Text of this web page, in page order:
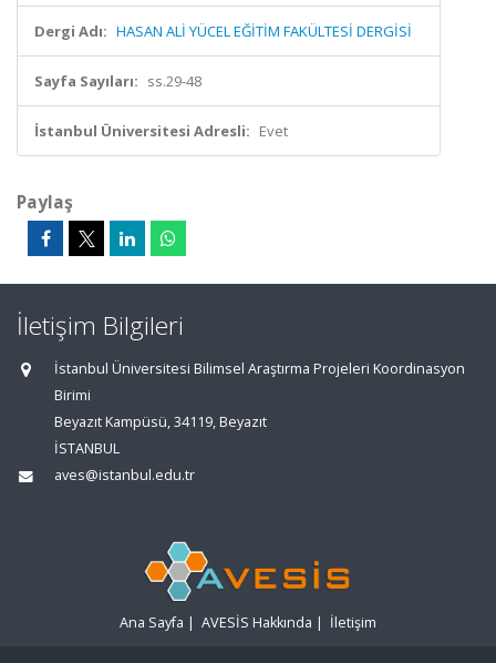
Dergi Adı: HASAN ALİ YÜCEL EĞİTİM FAKÜLTESİ DERGİSİ
Sayfa Sayıları: ss.29-48
İstanbul Üniversitesi Adresli: Evet
Paylaş
İletişim Bilgileri
İstanbul Üniversitesi Bilimsel Araştırma Projeleri Koordinasyon
Birimi
Beyazıt Kampüsü, 34119, Beyazıt
İSTANBUL
aves@istanbul.edu.tr
Ana Sayfa | AVESİS Hakkında | İletişim